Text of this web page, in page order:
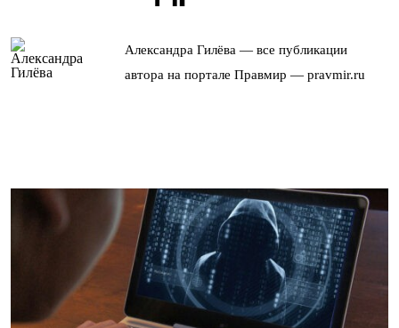
Александра Гилёва — все публикации
автора на портале Правмир — pravmir.ru